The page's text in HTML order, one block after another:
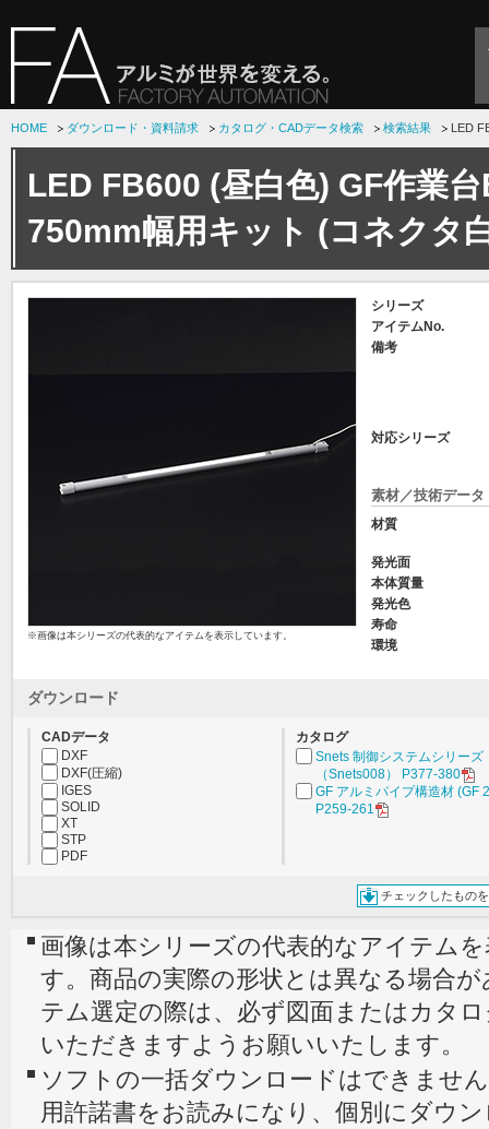
HOME ダウンロード・資料請求 カタログ・CADデータ検索 検索結果 LED
LED FB600 (昼白色) GF作業
750mm幅用キット (コネクタ
※画像は本シリーズの代表的なアイテムを表示しています。
シリーズ
アイテムNo.
備考
対応シリーズ
素材／技術データ
材質
発光面
本体質量
発光色
寿命
環境
ダウンロード
CADデータ
DXF
DXF(圧縮)
IGES
SOLID
XT
STP
PDF
カタログ
Snets 制御システムシリーズ
（Snets008） P377-380
GF アルミパイプ構造材 (GF
P259-261
チェックしたもの
画像は本シリーズの代表的なアイテム
す。商品の実際の形状とは異なる場合
テム選定の際は、必ず図面またはカタ
いただきますようお願いいたします。
ソフトの一括ダウンロードはできませ
用許諾書をお読みになり、個別にダウ